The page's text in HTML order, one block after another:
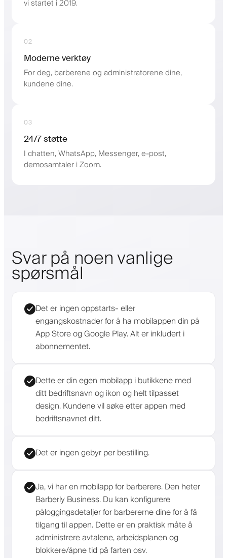
vi startet i 2019.
02
Moderne verktøy
For deg, barberene og administratorene dine,
kundene dine.
03
24/7 støtte
I chatten, WhatsApp, Messenger, e-post,
demosamtaler i Zoom.
Svar på noen vanlige
spørsmål
Det er ingen oppstarts- eller
engangskostnader for å ha mobilappen din på
App Store og Google Play. Alt er inkludert i
abonnementet.
Dette er din egen mobilapp i butikkene med
ditt bedriftsnavn og ikon og helt tilpasset
design. Kundene vil søke etter appen med
bedriftsnavnet ditt.
Det er ingen gebyr per bestilling.
Ja, vi har en mobilapp for barberere. Den heter
Barberly Business. Du kan konfigurere
påloggingsdetaljer for barbererne dine for å få
tilgang til appen. Dette er en praktisk måte å
administrere avtalene, arbeidsplanen og
blokkere/åpne tid på farten osv.